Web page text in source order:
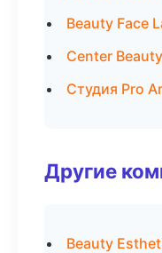
Beauty Face
Center
Студия Pro
Другие
Beauty